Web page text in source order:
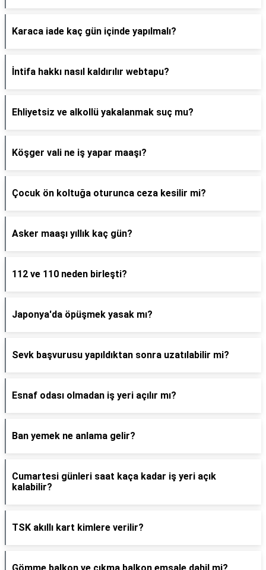
Karaca iade kaç gün içinde yapılmalı?
İntifa hakkı nasıl kaldırılır webtapu?
Ehliyetsiz ve alkollü yakalanmak suç mu?
Köşger vali ne iş yapar maaşı?
Çocuk ön koltuğa oturunca ceza kesilir mi?
Asker maaşı yıllık kaç gün?
112 ve 110 neden birleşti?
Japonya'da öpüşmek yasak mı?
Sevk başvurusu yapıldıktan sonra uzatılabilir mi?
Esnaf odası olmadan iş yeri açılır mı?
Ban yemek ne anlama gelir?
Cumartesi günleri saat kaça kadar iş yeri açık
kalabilir?
TSK akıllı kart kimlere verilir?